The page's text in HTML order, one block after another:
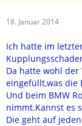
18. Januar 2014
Ich hatte im
Da hatte wohl der
eingefüllt,was die
Und beim BMW
nimmt.Kannst es
Die geht auf